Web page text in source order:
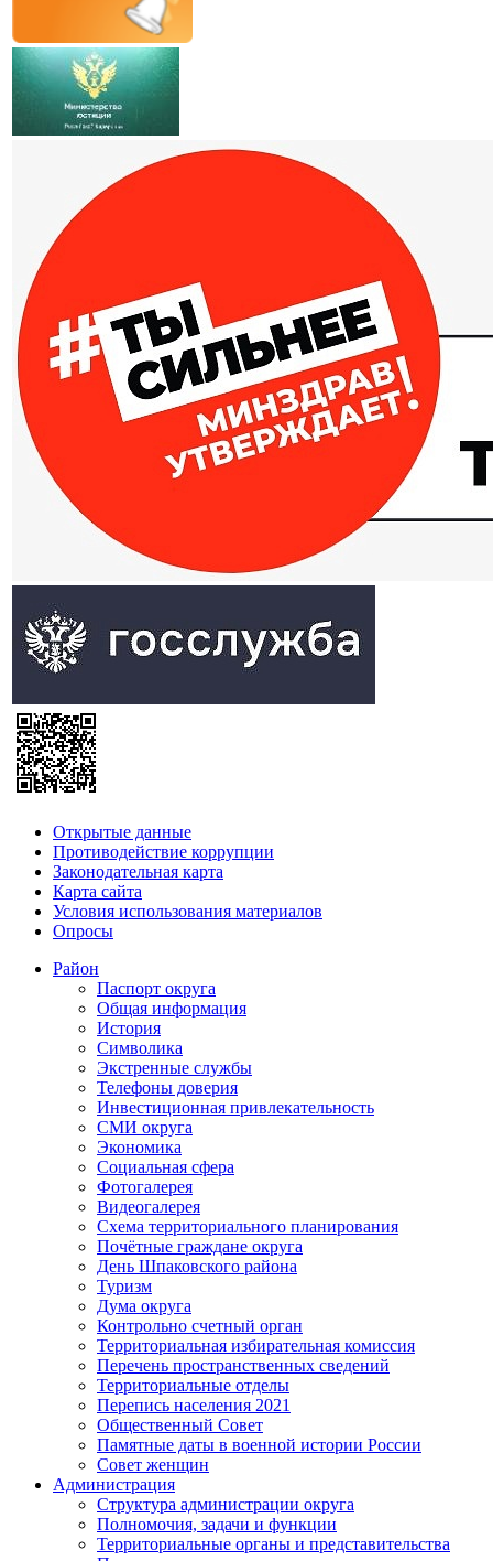
Открытые данные
Противодействие коррупции
Законодательная карта
Карта сайта
Условия использования материалов
Опросы
Район
Паспорт округа
Общая информация
История
Символика
Экстренные службы
Телефоны доверия
Инвестиционная привлекательность
СМИ округа
Экономика
Социальная сфера
Фотогалерея
Видеогалерея
Схема территориального планирования
Почётные граждане округа
День Шпаковского района
Туризм
Дума округа
Контрольно счетный орган
Территориальная избирательная комиссия
Перечень пространственных сведений
Территориальные отделы
Перепись населения 2021
Общественный Совет
Памятные даты в военной истории России
Совет женщин
Администрация
Структура администрации округа
Полномочия, задачи и функции
Территориальные органы и представительства